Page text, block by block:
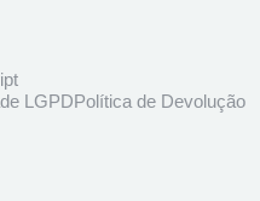
LGPDPolítica de Devolução